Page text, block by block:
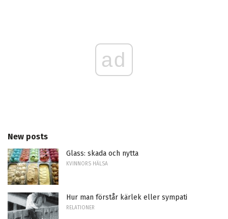
ad
New posts
Glass: skada och nytta
KVINNORS HÄLSA
Hur man förstår kärlek eller sympati
RELATIONER